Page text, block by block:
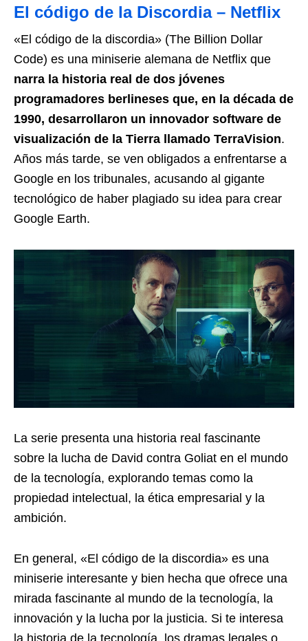
El código de la Discordia – Netflix
«El código de la discordia» (The Billion Dollar
Code) es una miniserie alemana de Netflix que
narra la historia real de dos jóvenes
programadores berlineses que, en la década de
1990, desarrollaron un innovador software de
visualización de la Tierra llamado TerraVision.
Años más tarde, se ven obligados a enfrentarse a
Google en los tribunales, acusando al gigante
tecnológico de haber plagiado su idea para crear
Google Earth.
La serie presenta una historia real fascinante
sobre la lucha de David contra Goliat en el mundo
de la tecnología, explorando temas como la
propiedad intelectual, la ética empresarial y la
ambición.
En general, «El código de la discordia» es una
miniserie interesante y bien hecha que ofrece una
mirada fascinante al mundo de la tecnología, la
innovación y la lucha por la justicia. Si te interesa
la historia de la tecnología, los dramas legales o